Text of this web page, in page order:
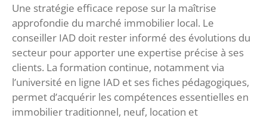
Une stratégie efficace repose sur la maîtrise
approfondie du marché immobilier local. Le
conseiller IAD doit rester informé des évolutions du
secteur pour apporter une expertise précise à ses
clients. La formation continue, notamment via
l’université en ligne IAD et ses fiches pédagogiques,
permet d’acquérir les compétences essentielles en
immobilier traditionnel, neuf, location et